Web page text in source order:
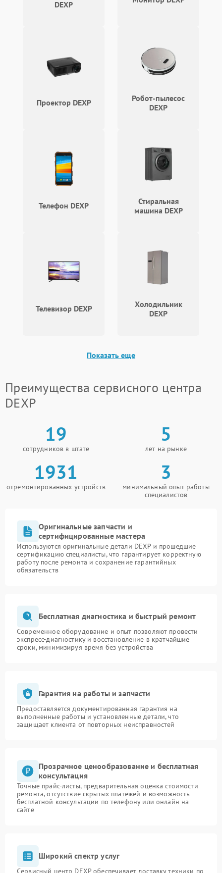
Сенсорное управление
Звук и аудио
DEXP
Проектор DEXP
Робот-пылесос
DEXP
Телефон DEXP
Стиральная
машина DEXP
Телевизор DEXP
Холодильник
DEXP
Показать еще
Преимущества сервисного центра
DEXP
19
сотрудников в штате
5
лет на рынке
1931
отремонтированных устройств
3
минимальный опыт работы
специалистов
Оригинальные запчасти и
сертифицированные мастера
Используются оригинальные детали DEXP и прошедшие
сертификацию специалисты, что гарантирует корректную
работу после ремонта и сохранение гарантийных
обязательств
Бесплатная диагностика и быстрый ремонт
Современное оборудование и опыт позволяют провести
экспресс-диагностику и восстановление в кратчайшие
сроки, минимизируя время без устройства
Гарантия на работы и запчасти
Предоставляется документированная гарантия на
выполненные работы и установленные детали, что
защищает клиента от повторных неисправностей
Прозрачное ценообразование и бесплатная
консультация
Точные прайс-листы, предварительная оценка стоимости
ремонта, отсутствие скрытых платежей и возможность
бесплатной консультации по телефону или онлайн на
сайте
Широкий спектр услуг
Сервисный центр DEXP обеспечивает доставку техники по